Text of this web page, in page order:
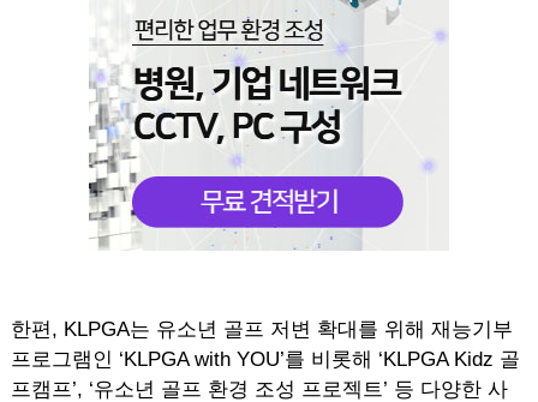
한편, KLPGA는 유소년 골프 저변 확대를 위해 재능기부
프로그램인 ‘KLPGA with YOU’를 비롯해 ‘KLPGA Kidz 골
프캠프’, ‘유소년 골프 환경 조성 프로젝트’ 등 다양한 사